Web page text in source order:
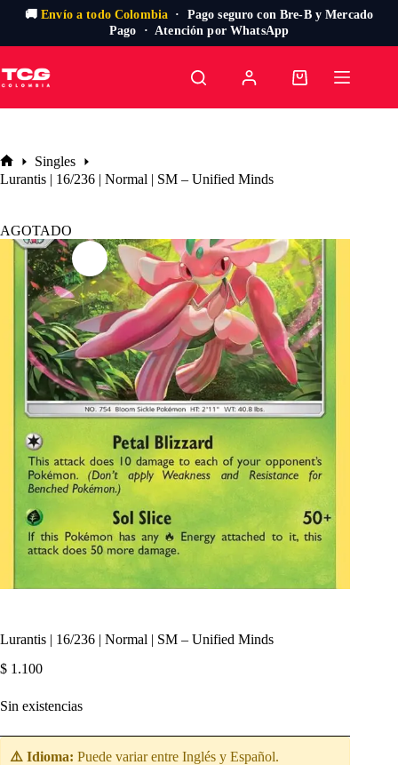
🚚Envío a todo Colombia · Pago seguro con Bre-B y Mercado
Pago · Atención por WhatsApp
al
contenido
Carro
Inicio
Singles
Lurantis | 16/236 | Normal | SM – Unified Minds
AGOTADO
Lurantis | 16/236 | Normal | SM – Unified Minds
$ 1.100
Sin existencias
⚠️ Idioma: Puede variar entre Inglés y Español.